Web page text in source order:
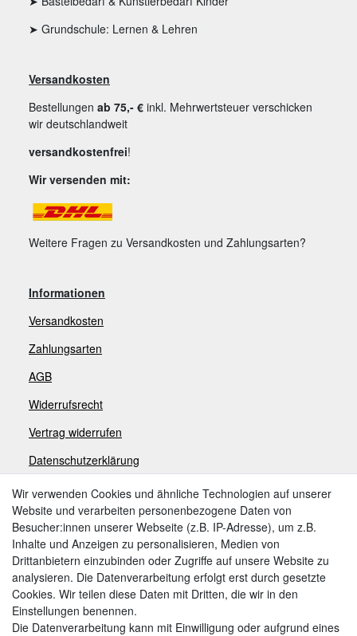
➤ Grundschule: Lernen & Lehren
Versandkosten
Bestellungen ab 75,- € inkl. Mehrwertsteuer verschicken
wir deutschlandweit
versandkostenfrei!
Wir versenden mit:
Weitere Fragen zu Versandkosten und Zahlungsarten?
Informationen
Versandkosten
Zahlungsarten
AGB
Widerrufsrecht
Vertrag widerrufen
Datenschutzerklärung
Impressum
Zahlungsarten
Weitere Zahlungsarten:
Kauf auf Rechnung
Wir verwenden Cookies und ähnliche Technologien auf unserer
Website und verarbeiten personenbezogene Daten von
Besucher:innen unserer Webseite (z.B. IP-Adresse), um z.B.
Inhalte und Anzeigen zu personalisieren, Medien von
Drittanbietern einzubinden oder Zugriffe auf unsere Website zu
analysieren. Die Datenverarbeitung erfolgt erst durch gesetzte
Cookies. Wir teilen diese Daten mit Dritten, die wir in den
Einstellungen benennen.
Die Datenverarbeitung kann mit Einwilligung oder aufgrund eines